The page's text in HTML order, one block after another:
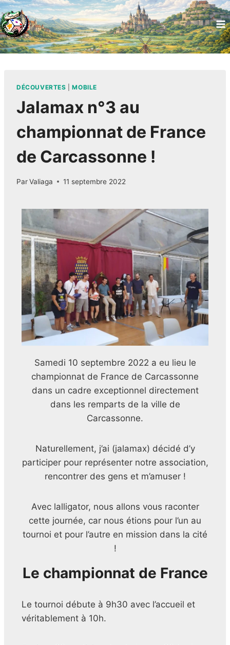
DÉCOUVERTES |MOBILE
Jalamax n°3 au
championnat de France
de Carcassonne !
ParValiaga 11 septembre 2022
Samedi 10 septembre 2022 a eu lieu le
championnat de France de Carcassonne
dans un cadre exceptionnel directement
dans les remparts de la ville de
Carcassonne.
Naturellement, j’ai (jalamax) décidé d’y
participer pour représenter notre association,
rencontrer des gens et m’amuser !
Avec lalligator, nous allons vous raconter
cette journée, car nous étions pour l’un au
tournoi et pour l’autre en mission dans la cité
!
Le championnat de France
Le tournoi débute à 9h30 avec l’accueil et
véritablement à 10h.